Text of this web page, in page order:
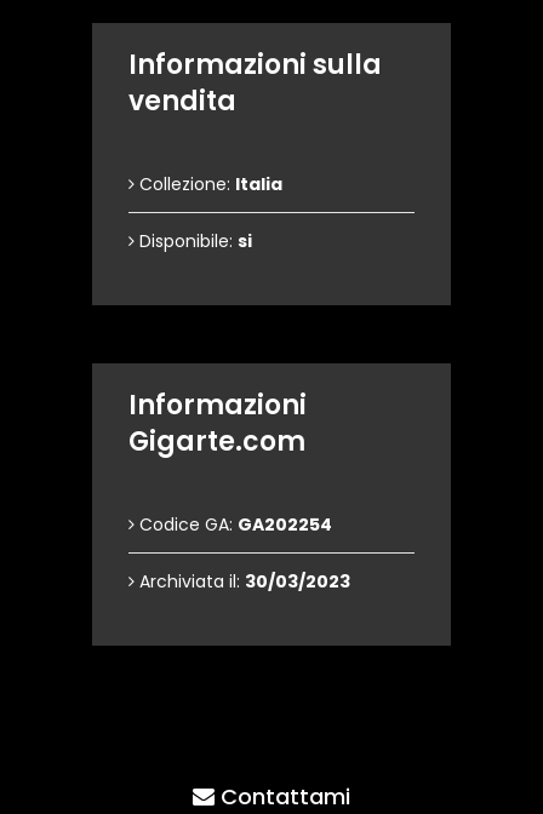
Informazioni sulla
vendita
Collezione: Italia
Disponibile: si
Informazioni
Gigarte.com
Codice GA: GA202254
Archiviata il: 30/03/2023
Contattami